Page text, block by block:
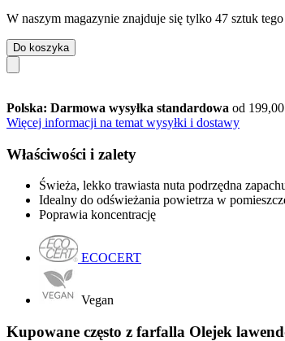
W naszym magazynie znajduje się tylko 47 sztuk
Do koszyka
Polska: Darmowa wysyłka standardowa od 199,00
Więcej informacji na temat wysyłki i dostawy
Właściwości i zalety
Świeża, lekko trawiasta nuta podrzędna
Idealny do odświeżania powietrza w
Poprawia koncentrację
ECOCERT
Vegan
Kupowane często z farfalla Olejek